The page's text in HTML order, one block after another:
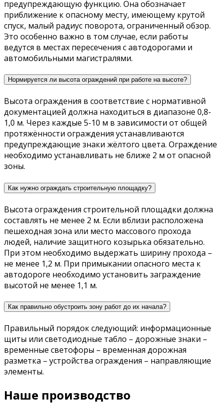
предупреждающую функцию. Она обозначает
приближение к опасному месту, имеющему крутой
спуск, малый радиус поворота, ограниченный обзор.
Это особенно важно в том случае, если работы
ведутся в местах пересечения с автодорогами и
автомобильными магистралями.
Нормируется ли высота ограждений при работе на высоте?
Высота ограждения в соответствие с нормативной
документацией должна находиться в диапазоне 0,8-
1,0 м. Через каждые 5-10 м в зависимости от общей
протяжённости ограждения устанавливаются
предупреждающие знаки жёлтого цвета. Ограждение
необходимо устанавливать не ближе 2 м от опасной
зоны.
Как нужно ограждать строительную площадку?
Высота ограждения строительной площадки должна
составлять не менее 2 м. Если вблизи расположена
пешеходная зона или место массового прохода
людей, наличие защитного козырька обязательно.
При этом необходимо выдержать ширину прохода –
не менее 1,2 м. При примыкании опасного места к
автодороге необходимо установить заграждение
высотой не менее 1,1 м.
Как правильно обустроить зону работ до их начала?
Правильный порядок следующий: информационные
щиты или светодиодные табло – дорожные знаки –
временные светофоры – временная дорожная
разметка – устройства ограждения – направляющие
элементы.
Наше производство